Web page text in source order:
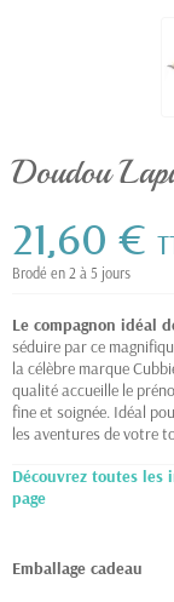
Doudou
21,60 €
Brodé en 2 à 5 jours
Le compagnon idéal
séduire par ce
la célèbre marque
qualité accueille le
fine et soignée. Idéal
les aventures de votre
Découvrez toutes
page
Emballage cadeau